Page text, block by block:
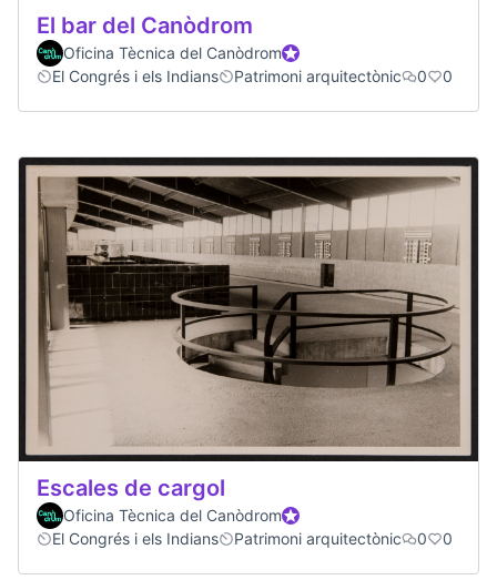
El bar del Canòdrom
Oficina Tècnica del CanòdromOfficial participant
El Congrés i els Indians
Patrimoni arquitectònic 0 0
Escales de cargol
Oficina Tècnica del CanòdromOfficial participant
El Congrés i els Indians
Patrimoni arquitectònic 0 0